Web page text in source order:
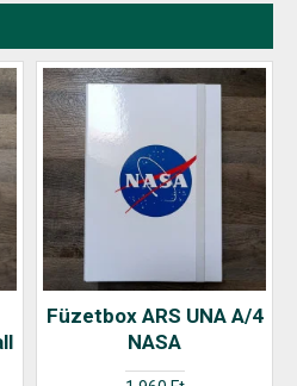
Füzetbox ARS UNA A/4
NASA